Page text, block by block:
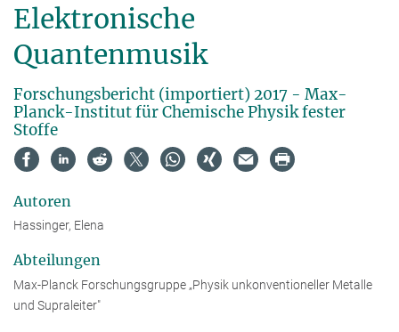
Elektronische
Quantenmusik
Forschungsbericht (importiert) 2017 - Max-
Planck-Institut für Chemische Physik fester
Stoffe
Autoren
Hassinger, Elena
Abteilungen
Max-Planck Forschungsgruppe „Physik unkonventioneller Metalle
und Supraleiter"